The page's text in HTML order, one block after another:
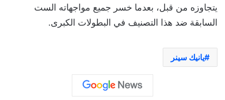
يتجاوزه من قبل، بعدما خسر جميع مواجهاته الست
السابقة ضد هذا التصنيف في البطولات الكبرى.
يانيك سينر